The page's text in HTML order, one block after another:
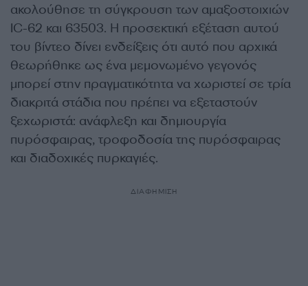
ακολούθησε τη σύγκρουση των αμαξοστοιχιών
IC-62 και 63503. Η προσεκτική εξέταση αυτού
του βίντεο δίνει ενδείξεις ότι αυτό που αρχικά
θεωρήθηκε ως ένα μεμονωμένο γεγονός
μπορεί στην πραγματικότητα να χωριστεί σε τρία
διακριτά στάδια που πρέπει να εξεταστούν
ξεχωριστά: ανάφλεξη και δημιουργία
πυρόσφαιρας, τροφοδοσία της πυρόσφαιρας
και διαδοχικές πυρκαγιές.
ΔΙΑΦΗΜΙΣΗ